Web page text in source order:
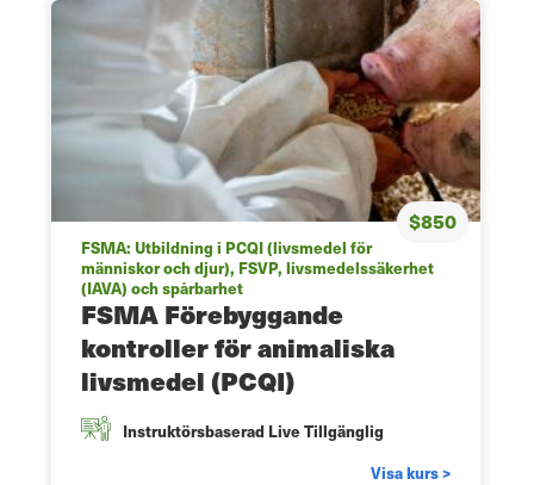
$850
FSMA: Utbildning i PCQI (livsmedel för
människor och djur), FSVP, livsmedelssäkerhet
(IAVA) och spårbarhet
FSMA Förebyggande
kontroller för animaliska
livsmedel (PCQI)
Instruktörsbaserad Live Tillgänglig
Visa kurs >